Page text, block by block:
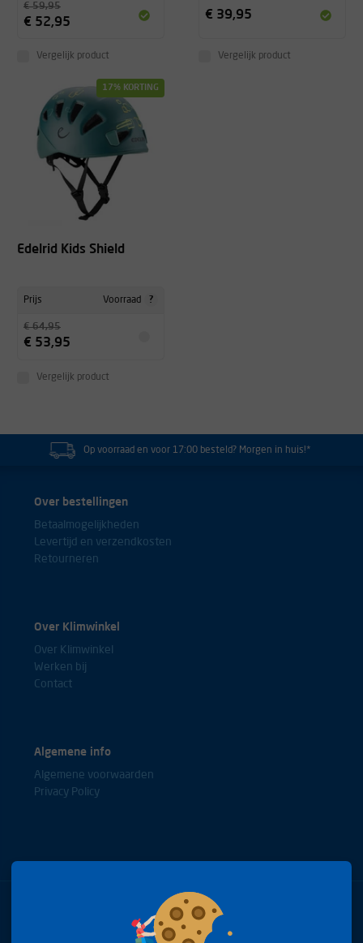
€ 59,95
€ 52,95
Vergelijk product
€ 39,95
Vergelijk product
17% KORTING
Edelrid Kids Shield
Prijs Voorraad ?
€ 64,95
€ 53,95
Vergelijk product
Op voorraad en voor 17:00 besteld? Morgen in huis!*
Over bestellingen
Betaalmogelijkheden
Levertijd en verzendkosten
Retourneren
Over Klimwinkel
Over Klimwinkel
Werken bij
Contact
Algemene info
Algemene voorwaarden
Privacy Policy
Bel met onze experts
+31(0)85 0653688